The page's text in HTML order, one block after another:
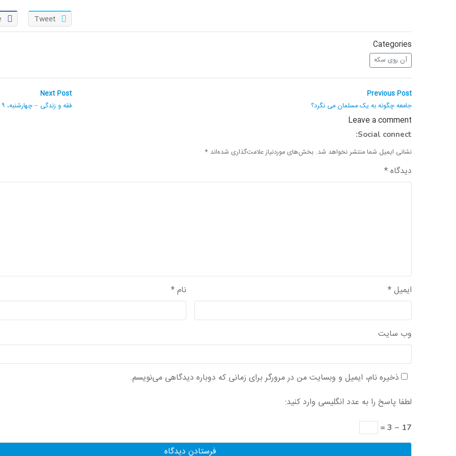
Tweet
Categories
آن روی سکه
راهبری
نوشته
Previous Post
Previous
post:
جامعه چگونه به یک مسلمان می نگرد؟
Next Post
Next
فقه و زندگی – چهارشنبه، ۹ شهریور ۱۴۰۱
Leave a comment
Social connect:
نشانی ایمیل شما منتشر نخواهد شد. بخش‌های موردنیاز علامت‌گذاری شده‌اند *
دیدگاه*
نام* ایمیل*
وب‌ سایت
ذخیره نام، ایمیل و وبسایت من در مرورگر برای زمانی که دوباره دیدگاهی می‌نویسم.
لطفا پاسخ را به عدد انگلیسی وارد کنید:
17 − 3 =